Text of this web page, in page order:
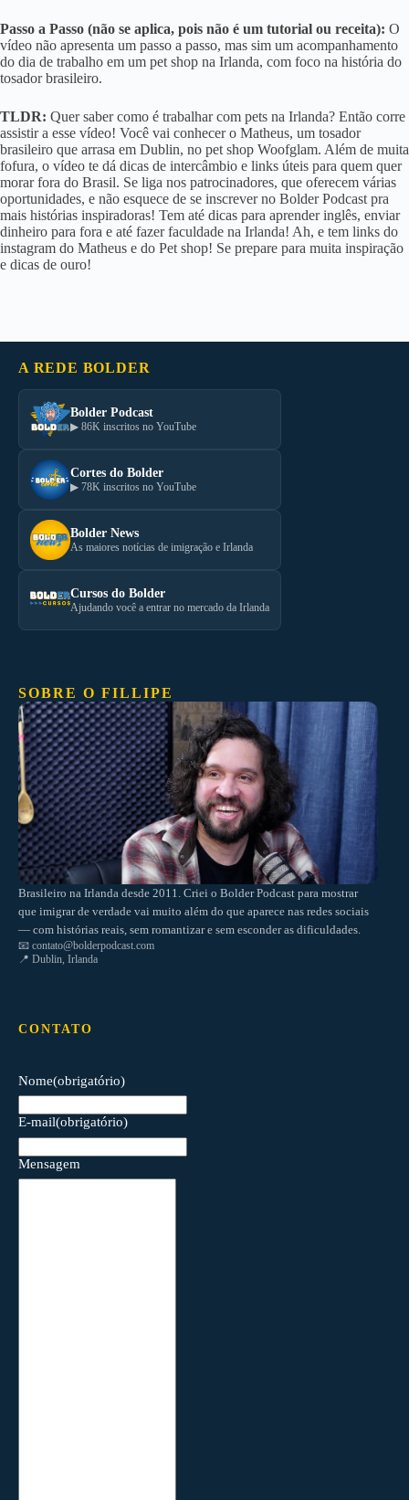
Passo a Passo (não se aplica, pois não é um tutorial ou receita): O
vídeo não apresenta um passo a passo, mas sim um acompanhamento
do dia de trabalho em um pet shop na Irlanda, com foco na história do
tosador brasileiro.
TLDR: Quer saber como é trabalhar com pets na Irlanda? Então corre
assistir a esse vídeo! Você vai conhecer o Matheus, um tosador
brasileiro que arrasa em Dublin, no pet shop Woofglam. Além de muita
fofura, o vídeo te dá dicas de intercâmbio e links úteis para quem quer
morar fora do Brasil. Se liga nos patrocinadores, que oferecem várias
oportunidades, e não esquece de se inscrever no Bolder Podcast pra
mais histórias inspiradoras! Tem até dicas para aprender inglês, enviar
dinheiro para fora e até fazer faculdade na Irlanda! Ah, e tem links do
instagram do Matheus e do Pet shop! Se prepare para muita inspiração
e dicas de ouro!
A REDE BOLDER
Bolder Podcast
▶ 86K inscritos no YouTube
Cortes do Bolder
▶ 78K inscritos no YouTube
Bolder News
As maiores notícias de imigração e Irlanda
Cursos do Bolder
Ajudando você a entrar no mercado da Irlanda
SOBRE O FILLIPE
Brasileiro na Irlanda desde 2011. Criei o Bolder Podcast para mostrar
que imigrar de verdade vai muito além do que aparece nas redes sociais
— com histórias reais, sem romantizar e sem esconder as dificuldades.
📧 contato@bolderpodcast.com
📍 Dublin, Irlanda
CONTATO
Nome(obrigatório)
E-mail(obrigatório)
Mensagem